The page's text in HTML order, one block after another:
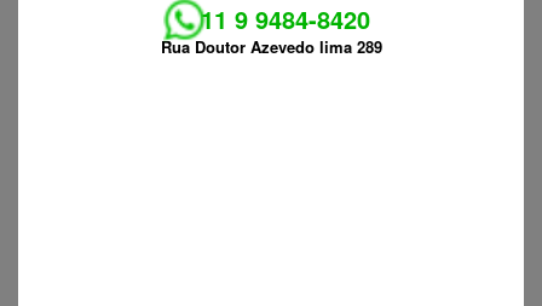
11 9 9484-8420
Rua Doutor Azevedo lima 289